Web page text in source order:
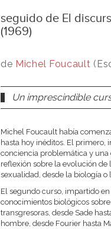
seguido de El
(1969)
de Michel Foucault
Un imprescindible
Michel Foucault había
hasta hoy inéditos. El
conciencia problemática y una
reflexión sobre la evolución
sexualidad, desde la biología o
El segundo curso, impartido
conocimientos biológicos
transgresoras, desde Sade
hombre, desde Fourier hasta